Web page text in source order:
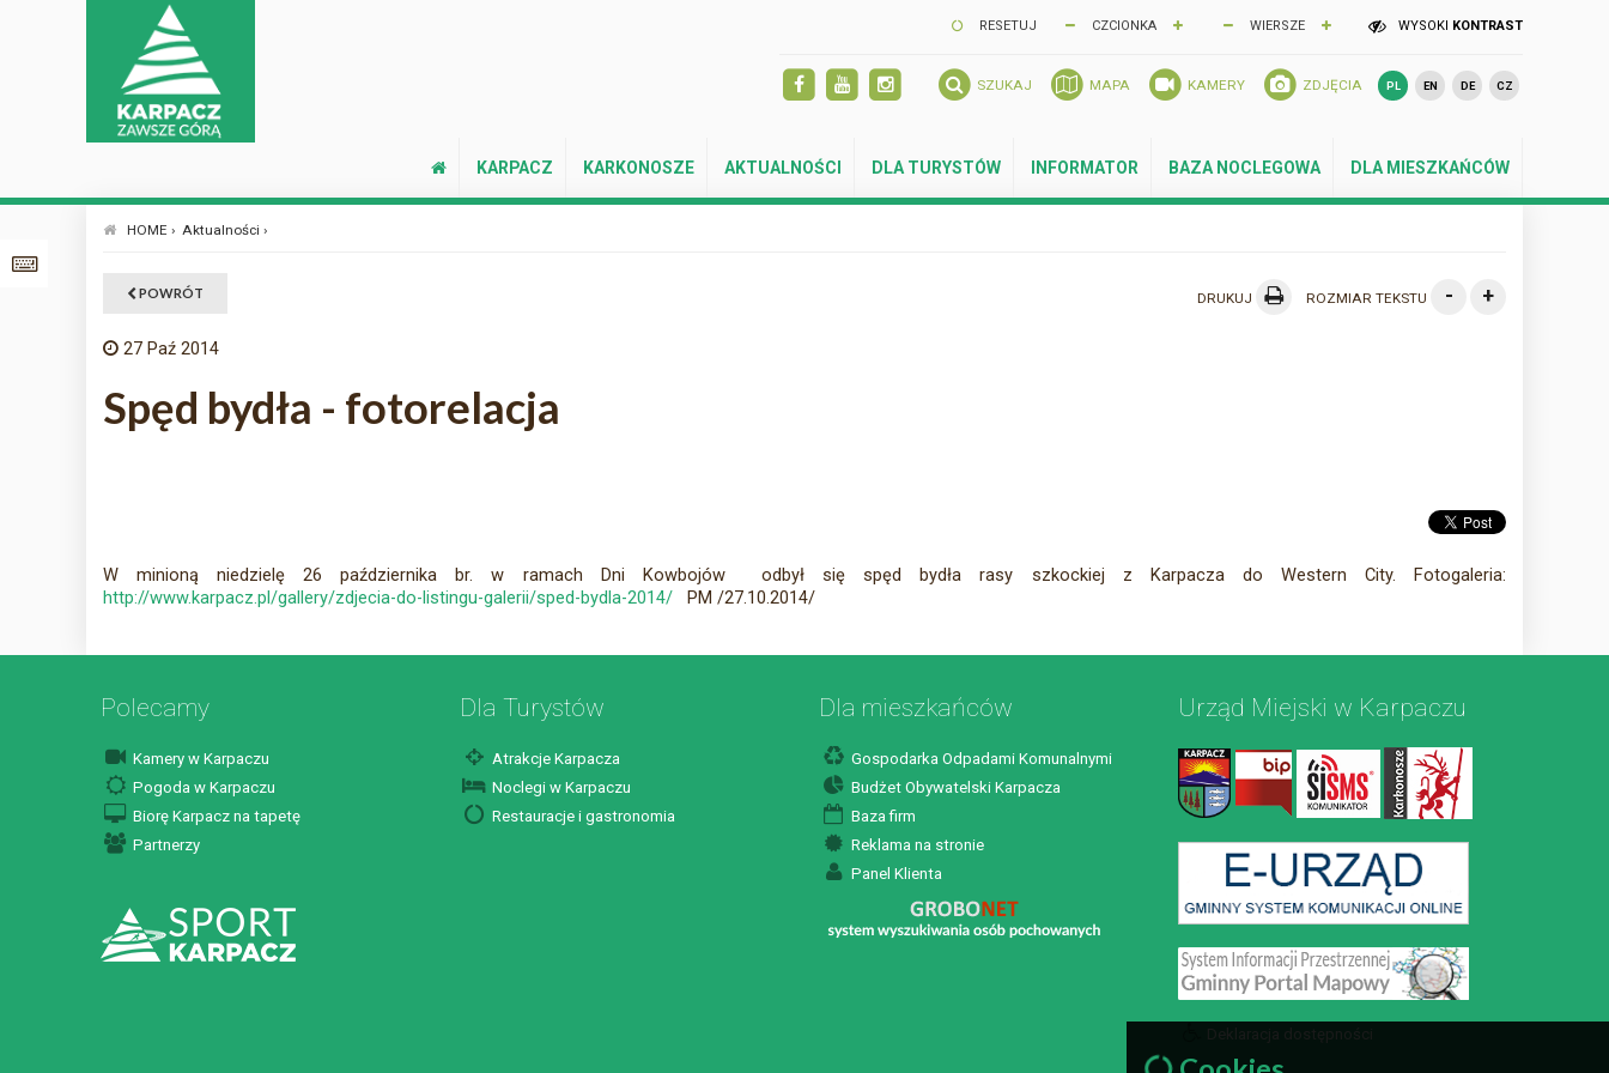
RESETUJ CZCIONKA WIERSZE WYSOKI KONTRAST
SZUKAJ MAPA KAMERY ZDJĘCIA PL EN DE CZ
KARPACZ KARKONOSZE AKTUALNOŚCI DLA TURYSTÓW INFORMATOR BAZA NOCLEGOWA DLA MIESZKAŃCÓW
HOME › Aktualności ›
POWRÓT DRUKUJ ROZMIAR TEKSTU - +
27 Paź 2014
Spęd bydła - fotorelacja
W minioną niedzielę 26 października br. w ramach Dni Kowbojów odbył się spęd bydła rasy szkockiej z Karpacza do Western City. Fotogaleria:
http://www.karpacz.pl/gallery/zdjecia-do-listingu-galerii/sped-bydla-2014/
PM /27.10.2014/
Polecamy
Kamery w Karpaczu
Pogoda w Karpaczu
Biorę Karpacz na tapetę
Partnerzy
Dla Turystów
Atrakcje Karpacza
Noclegi w Karpaczu
Restauracje i gastronomia
Dla mieszkańców
Gospodarka Odpadami Komunalnymi
Budżet Obywatelski Karpacza
Baza firm
Reklama na stronie
Panel Klienta
Urząd Miejski w Karpaczu